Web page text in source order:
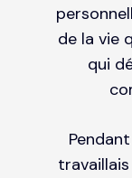
de la vie
qui